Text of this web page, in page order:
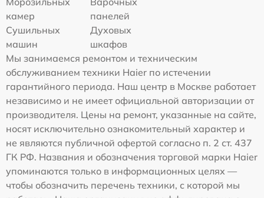
камер
панелей
Сушильных
машин
Духовых
шкафов
Мы занимаемся ремонтом и техническим
обслуживанием техники Haier по истечении
гарантийного периода. Наш центр в Москве работает
независимо и не имеет официальной авторизации от
производителя. Цены на ремонт, указанные на сайте,
носят исключительно ознакомительный характер и
не являются публичной офертой согласно п. 2 ст. 437
ГК РФ. Названия и обозначения торговой марки Haier
упоминаются только в информационных целях —
чтобы обозначить перечень техники, с которой мы